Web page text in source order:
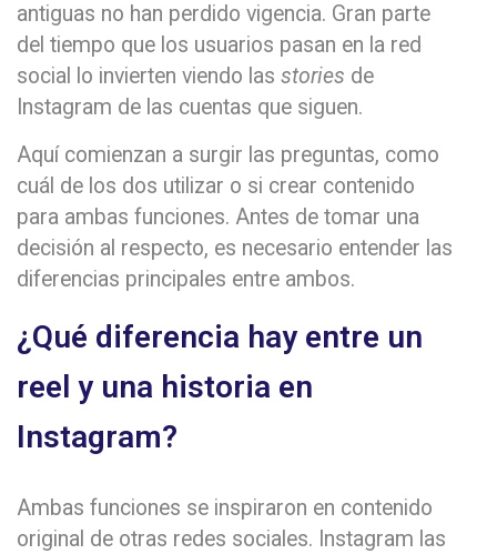
antiguas no han perdido vigencia. Gran parte
del tiempo que los usuarios pasan en la red
social lo invierten viendo las stories de
Instagram de las cuentas que siguen.
Aquí comienzan a surgir las preguntas, como
cuál de los dos utilizar o si crear contenido
para ambas funciones. Antes de tomar una
decisión al respecto, es necesario entender las
diferencias principales entre ambos.
¿Qué diferencia hay entre un
reel y una historia en
Instagram?
Ambas funciones se inspiraron en contenido
original de otras redes sociales. Instagram las